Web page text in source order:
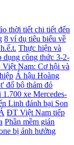
thời tiết chi tiết đến
8 ví dụ tiêu biểu về
Thực hiện và
công thức 3-2-
Việt Nam: Cơ hội và
Á hậu Hoàng
đổ bộ thảm đỏ
xe Mercedes-
Linh đánh bại Son
ĐT Việt Nam tiếp
Phần mềm gián
bị ảnh hưởng